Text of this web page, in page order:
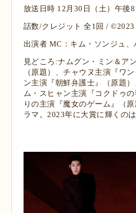
放送日時 12月30日（土）午後8
話数/クレジット 全1回 / ©2023
出演者 MC：キム・ソンジュ、
見どころ:ナムグン・ミン＆ア
（原題）、チャウヌ主演『ワ
ン主演『朝鮮弁護士』（原題
ム・スヒャン主演『 コクドゥ
りの主演『魔女のゲーム』（
ラマ。2023年に大賞に輝くの